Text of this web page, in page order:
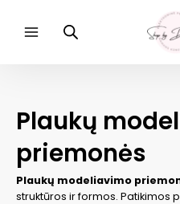
turinio
Plaukų
priemonės
Plaukų modeliavimo
struktūros ir formos. Patikimos